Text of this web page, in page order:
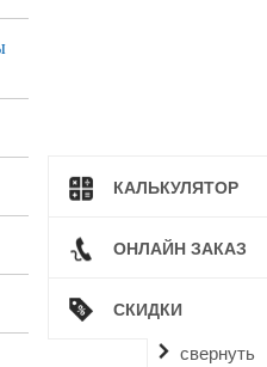
КАЛЬКУЛЯТОР
ОНЛАЙН ЗАКАЗ
СКИДКИ
свернуть